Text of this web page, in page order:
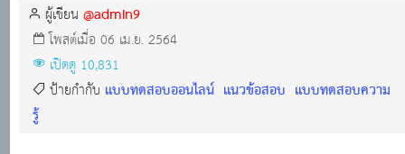
ผู้เขียน@admin9
โพสต์เมื่อ 06 เม.ย. 2564
เปิดดู 10,831
ป้ายกำกับ แบบทดสอบออนไลน์ แนวข้อสอบ แบบทดสอบความ
รู้